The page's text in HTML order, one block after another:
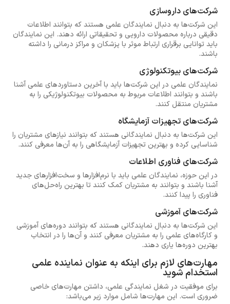
شرکت‌های داروسازی
این شرکت‌ها به دنبال نمایندگان علمی هستند که بتوانند اطلاعات
دقیقی درباره محصولات دارویی و تحقیقاتی ارائه دهند. این نمایندگان
باید توانایی برقراری ارتباط موثر با پزشکان و مراکز درمانی را داشته
باشند.
شرکت‌های بیوتکنولوژی
نمایندگان علمی در این شرکت‌ها باید با آخرین دستاوردهای علمی آشنا
باشند و بتوانند اطلاعات مربوط به محصولات بیوتکنولوژیکی را به
مشتریان منتقل کنند.
شرکت‌های تجهیزات آزمایشگاه
این شرکت‌ها به دنبال نمایندگانی هستند که بتوانند نیازهای مشتریان را
شناسایی کرده و بهترین تجهیزات آزمایشگاهی را به آن‌ها معرفی کنند.
شرکت‌های فناوری اطلاعات
در این حوزه، نمایندگان علمی باید با نرم‌افزارها و سخت‌افزارهای جدید
آشنا باشند و بتوانند به مشتریان کمک کنند تا بهترین راه‌حل‌های
فناوری را پیدا کنند.
شرکت‌های آموزشی
این شرکت‌ها به دنبال نمایندگانی هستند که بتوانند دوره‌های آموزشی
و کارگاه‌های علمی را به مشتریان معرفی کنند و آن‌ها را در انتخاب
بهترین دوره‌ها یاری دهند.
مهارت‌های لازم برای اینکه به عنوان نماینده علمی
استخدام شوید
برای موفقیت در شغل نمایندگی علمی، داشتن مهارت‌های خاصی
ضروری است. این مهارت‌ها شامل موارد زیر می‌باشد: